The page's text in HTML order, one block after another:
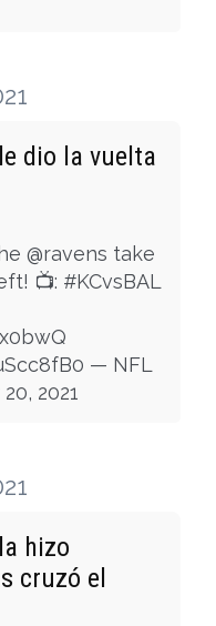
dio la vuelta
@ravens take
📺: #KCvsBAL
— NFL
2021
hizo
cruzó el